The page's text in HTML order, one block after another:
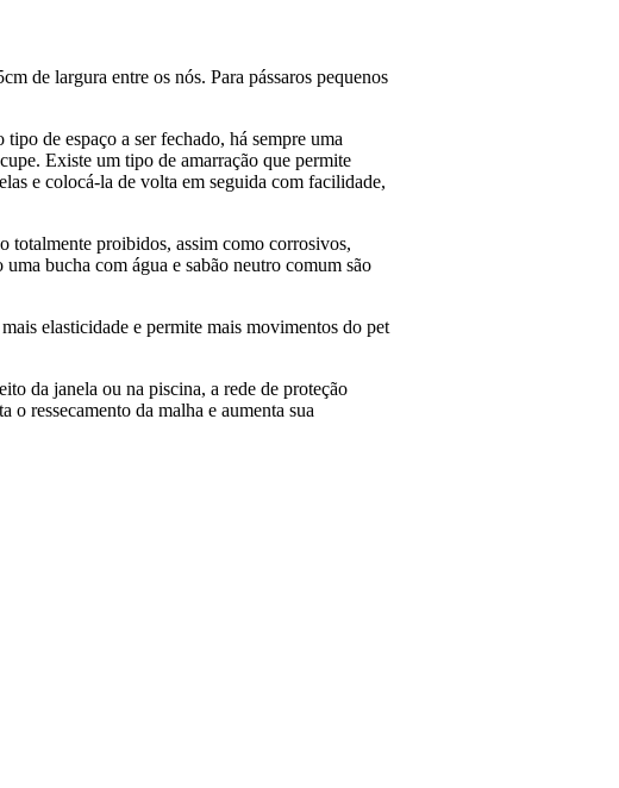
de largura entre os nós. Para pássaros pequenos
de espaço a ser fechado, há sempre uma
Existe um tipo de amarração que permite
e colocá-la de volta em seguida com facilidade,
totalmente proibidos, assim como corrosivos,
bucha com água e sabão neutro comum são
elasticidade e permite mais movimentos do pet
da janela ou na piscina, a rede de proteção
ressecamento da malha e aumenta sua